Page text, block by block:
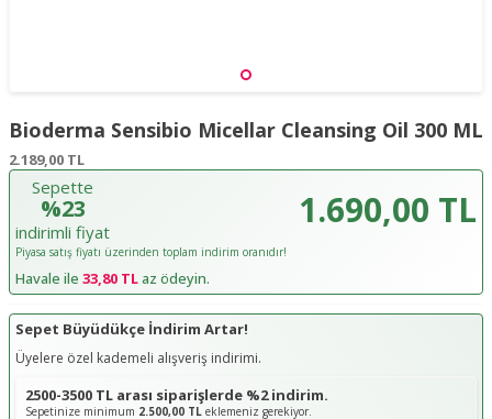
Bioderma Sensibio Micellar Cleansing Oil 300 ML
2.189,00 TL
Sepette
%23
indirimli fiyat
1.690,00 TL
Piyasa satış fiyatı üzerinden toplam indirim oranıdır!
Havale ile 33,80 TLaz ödeyin.
Sepet Büyüdükçe İndirim Artar!
Üyelere özel kademeli alışveriş indirimi.
2500-3500 TL arası siparişlerde %2 indirim.
Sepetinize minimum 2.500,00 TL eklemeniz gerekiyor.